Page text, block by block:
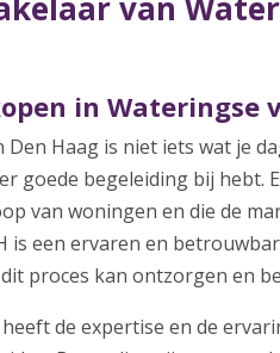
van
in Wateringse
Den Haag is niet iets wat je
goede begeleiding bij hebt.
van woningen en die de
is eenervaren en
proces kan ontzorgen en
de expertise en de